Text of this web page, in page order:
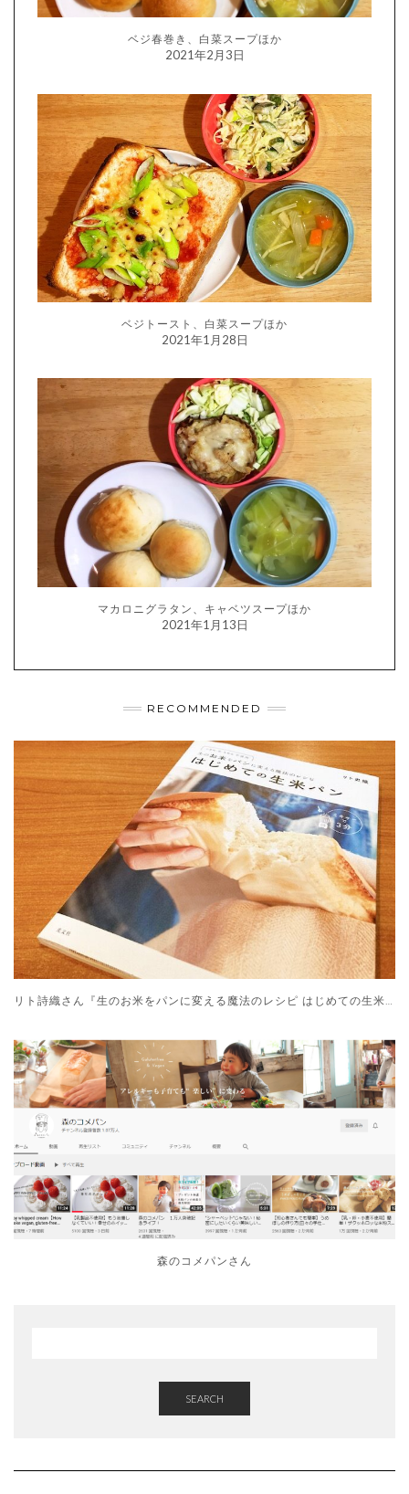
ベジ春巻き、白菜スープほか
2021年2月3日
ベジトースト、白菜スープほか
2021年1月28日
マカロニグラタン、キャベツスープほか
2021年1月13日
RECOMMENDED
森のコメパンさん
SEARCH